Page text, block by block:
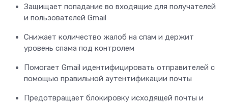
Защищает попадание во входящие для получателей
и пользователей Gmail
Снижает количество жалоб на спам и держит
уровень спама под контролем
Помогает Gmail идентифицировать отправителей с
помощью правильной аутентификации почты
Предотвращает блокировку исходящей почты и